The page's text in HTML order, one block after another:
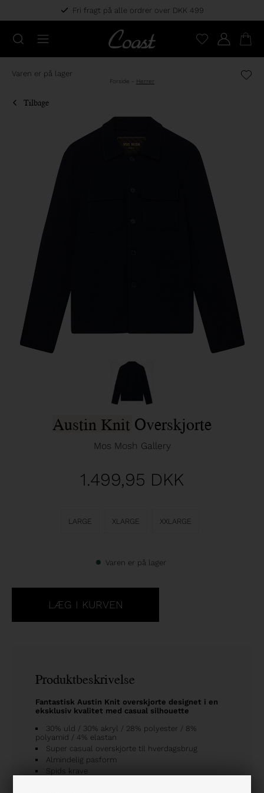
Fri fragt på alle ordrer over DKK 499
Varen er på lager
Forside - Herrer
Tilbage
Austin Knit Overskjorte
Mos Mosh Gallery
1.499,95 DKK
LARGE XLARGE XXLARGE
Varen er på lager
Produktbeskrivelse
Fantastisk Austin Knit overskjorte designet i en
eksklusiv kvalitet med casual silhouette
30% uld / 30% akryl / 28% polyester / 8%
polyamid / 4% elastan
Super casual overskjorte til hverdagsbrug
Almindelig pasform
Spids krave